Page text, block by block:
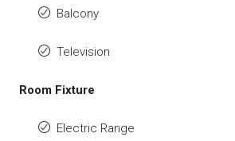
Balcony
Television
Room Fixture
Electric Range